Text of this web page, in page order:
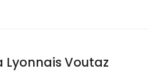
Lyonnais Voutaz